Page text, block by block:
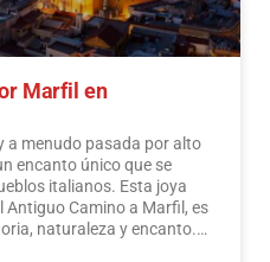
Marfil en
a menudo pasada por alto
encanto único que se
italianos. Esta joya
Antiguo Camino a Marfil, es
naturaleza y encanto.…